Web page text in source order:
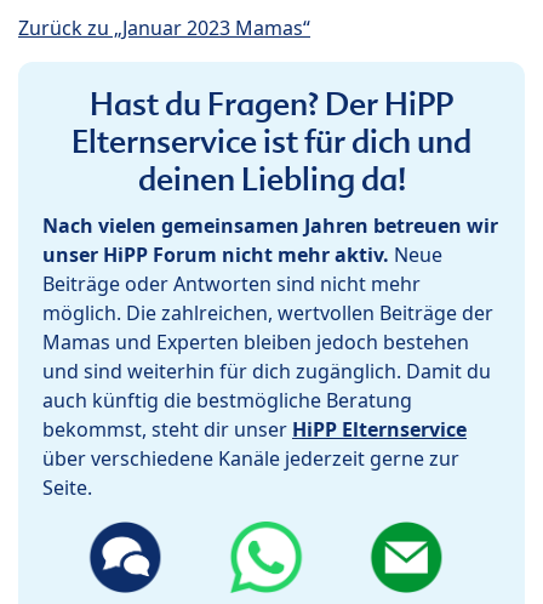
Zurück zu „Januar 2023 Mamas“
Hast du Fragen? Der HiPP
Elternservice ist für dich und
deinen Liebling da!
Nach vielen gemeinsamen Jahren betreuen wir
unser HiPP Forum nicht mehr aktiv. Neue
Beiträge oder Antworten sind nicht mehr
möglich. Die zahlreichen, wertvollen Beiträge der
Mamas und Experten bleiben jedoch bestehen
und sind weiterhin für dich zugänglich. Damit du
auch künftig die bestmögliche Beratung
bekommst, steht dir unser HiPP Elternservice
über verschiedene Kanäle jederzeit gerne zur
Seite.